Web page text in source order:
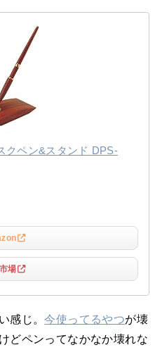
クペン&スタンド DPS-
場
感じ。今使ってるやつが壊
どペンってなかなか壊れな